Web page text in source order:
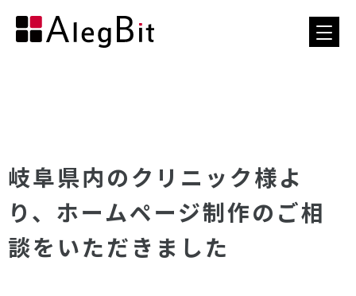
岐阜県内のクリニック様よ
り、ホームページ制作のご相
談をいただきました